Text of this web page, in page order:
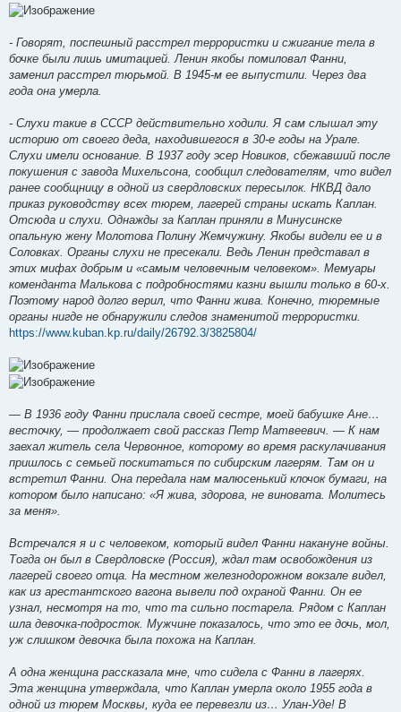
о
б
е
н
и
е
- Говорят, поспешный расстрел террористки и сжигание тела в
бочке были лишь имитацией. Ленин якобы помиловал Фанни,
заменил расстрел тюрьмой. В 1945-м ее выпустили. Через два
года она умерла.
- Слухи такие в СССР действительно ходили. Я сам слышал эту
историю от своего деда, находившегося в 30-е годы на Урале.
Слухи имели основание. В 1937 году эсер Новиков, сбежавший после
покушения с завода Михельсона, сообщил следователям, что видел
ранее сообщницу в одной из свердловских пересылок. НКВД дало
приказ руководству всех тюрем, лагерей страны искать Каплан.
Отсюда и слухи. Однажды за Каплан приняли в Минусинске
опальную жену Молотова Полину Жемчужину. Якобы видели ее и в
Соловках. Органы слухи не пресекали. Ведь Ленин представал в
этих мифах добрым и «самым человечным человеком». Мемуары
коменданта Малькова с подробностями казни вышли только в 60-х.
Поэтому народ долго верил, что Фанни жива. Конечно, тюремные
органы нигде не обнаружили следов знаменитой террористки.
https://www.kuban.kp.ru/daily/26792.3/3825804/
— В 1936 году Фанни прислала своей сестре, моей бабушке Ане…
весточку, — продолжает свой рассказ Петр Матвеевич. — К нам
заехал житель села Червонное, которому во время раскулачивания
пришлось с семьей поскитаться по сибирским лагерям. Там он и
встретил Фанни. Она передала нам малюсенький клочок бумаги, на
котором было написано: «Я жива, здорова, не виновата. Молитесь
за меня».
Встречался я и с человеком, который видел Фанни накануне войны.
Тогда он был в Свердловске (Россия), ждал там освобождения из
лагерей своего отца. На местном железнодорожном вокзале видел,
как из арестантского вагона вывели под охраной Фанни. Он ее
узнал, несмотря на то, что та сильно постарела. Рядом с Каплан
шла девочка-подросток. Мужчине показалось, что это ее дочь, мол,
уж слишком девочка была похожа на Каплан.
А одна женщина рассказала мне, что сидела с Фанни в лагерях.
Эта женщина утверждала, что Каплан умерла около 1955 года в
одной из тюрем Москвы, куда ее перевезли из… Улан-Уде! В